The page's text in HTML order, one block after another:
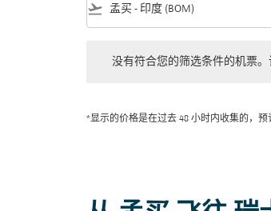
flight_takeoff
没有符合您的筛选条件的机票。
*显示的价格是在过去 48 小时内收集的，预